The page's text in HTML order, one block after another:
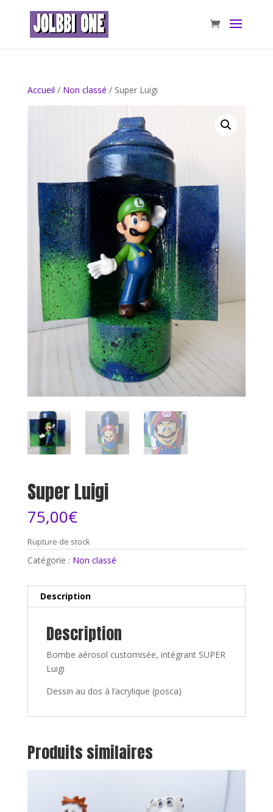
Accueil / Non classé / Super Luigi
Super Luigi
75,00€
Rupture de stock
Catégorie : Non classé
Description
Description
Bombe aérosol customisée, intégrant SUPER
Luigi
Dessin au dos à l’acrylique (posca)
Produits similaires